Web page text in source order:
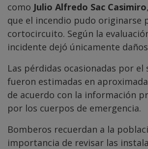
como Julio Alfredo Sac Casimiro
que el incendio pudo originarse
cortocircuito. Según la
incidente dejó únicamente
Las pérdidas ocasionadas por el
fueron estimadas en
de acuerdo con la información
por los cuerpos de emergencia.
Bomberos recuerdan a la
importancia de revisar las